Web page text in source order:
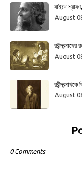
বাইশে
August
August
রবীন্দ্রনাথকে
August
0 Comments